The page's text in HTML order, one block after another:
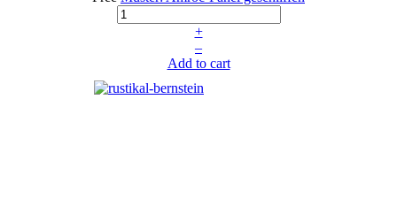
+
–
Add to cart